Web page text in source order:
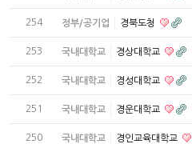
254 정부/공기업 경북도청
253 국내대학교 경상대학교
252 국내대학교 경성대학교
251 국내대학교 경운대학교
250 국내대학교 경인교육대학교